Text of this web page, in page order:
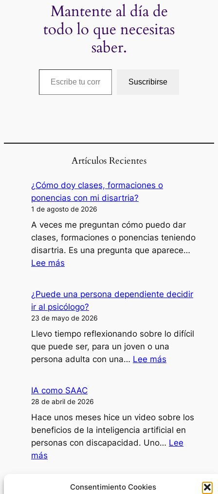
Consentimiento Cookies
Mantente al día de
todo lo que necesitas
saber.
Escribe tu correo electrónico…
Suscribirse
Artículos Recientes
¿Cómo doy clases, formaciones o
ponencias con mi disartria?
1 de agosto de 2026
A veces me preguntan cómo puedo dar
clases, formaciones o ponencias teniendo
disartria. Es una pregunta que aparece…
Lee más
clases,
formaciones
ponencias
con
mi
¿Puede una persona dependiente decidir
ir al psicólogo?
23 de mayo de 2026
Llevo tiempo reflexionando sobre lo difícil
que puede ser, para un joven o una
persona adulta con una… Lee más
decidir
ir
al
IA como SAAC
28 de abril de 2026
Hace unos meses hice un video sobre los
beneficios de la inteligencia artificial en
personas con discapacidad. Uno… Lee
más
Día Internacional de la Mujer